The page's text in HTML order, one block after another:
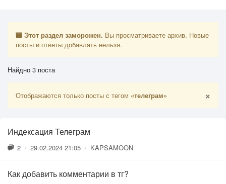
Этот раздел заморожен. Вы просматриваете архив. Новые
посты и ответы добавлять нельзя.
Найдно 3 поста
Отображаются только посты с тегом «телеграм» ×
Индексация Телеграм
2 • 29.02.2024 21:05 • KAPSAMOON
Как добавить комментарии в тг?